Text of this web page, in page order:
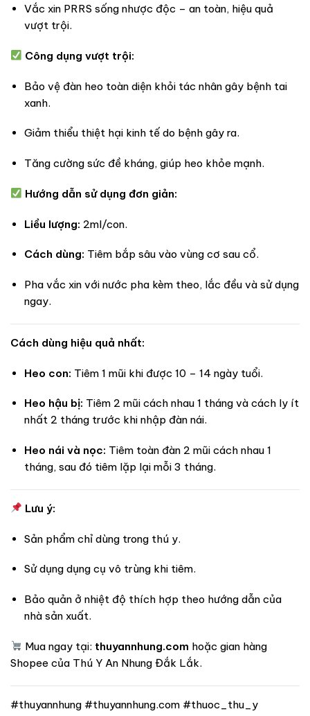
Vắc xin PRRS sống nhược độc – an toàn, hiệu quả
vượt trội.
Công dụng vượt trội:
Bảo vệ đàn heo toàn diện khỏi tác nhân gây bệnh tai
xanh.
Giảm thiểu thiệt hại kinh tế do bệnh gây ra.
Tăng cường sức đề kháng, giúp heo khỏe mạnh.
Hướng dẫn sử dụng đơn giản:
Liều lượng: 2ml/con.
Cách dùng: Tiêm bắp sâu vào vùng cơ sau cổ.
Pha vắc xin với nước pha kèm theo, lắc đều và sử dụng
ngay.
Cách dùng hiệu quả nhất:
Heo con: Tiêm 1 mũi khi được 10 – 14 ngày tuổi.
Heo hậu bị: Tiêm 2 mũi cách nhau 1 tháng và cách ly ít
nhất 2 tháng trước khi nhập đàn nái.
Heo nái và nọc: Tiêm toàn đàn 2 mũi cách nhau 1
tháng, sau đó tiêm lặp lại mỗi 3 tháng.
Lưu ý:
Sản phẩm chỉ dùng trong thú y.
Sử dụng dụng cụ vô trùng khi tiêm.
Bảo quản ở nhiệt độ thích hợp theo hướng dẫn của
nhà sản xuất.
Mua ngay tại: thuyannhung.com hoặc gian hàng
Shopee của Thú Y An Nhung Đắk Lắk.
#thuyannhung #thuyannhung.com #thuoc_thu_y